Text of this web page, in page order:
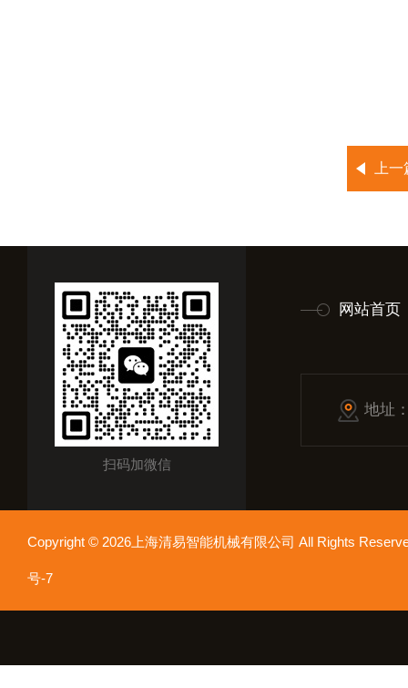
上
扫码加微信
网站首页
地址
Copyright © 2026上海清易智能机械有限公司 All Rights
号-7